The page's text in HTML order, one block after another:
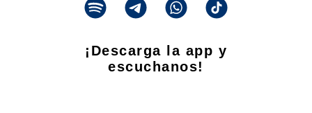
¡Descarga la app y
escuchanos!